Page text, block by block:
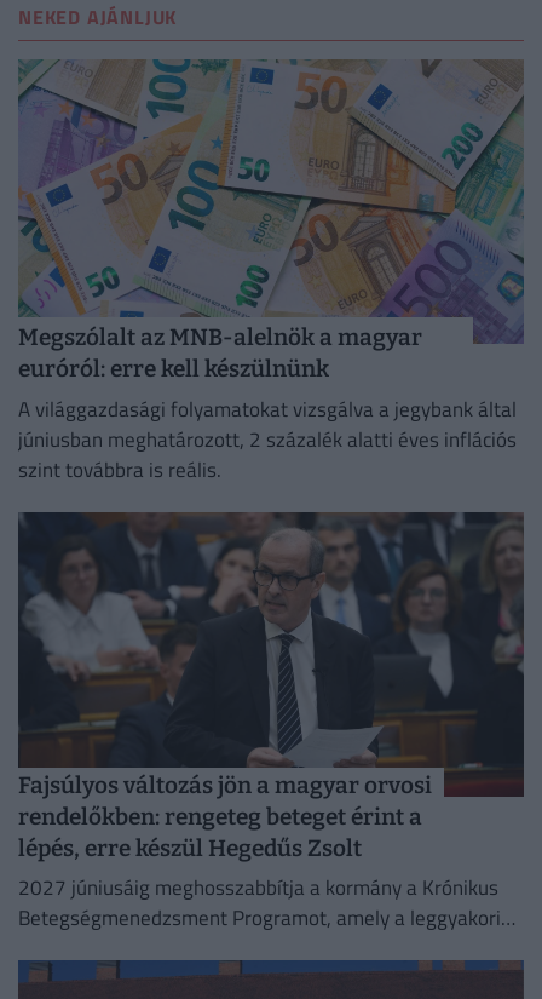
NEKED AJÁNLJUK
Megszólalt az MNB-alelnök a magyar
euróról: erre kell készülnünk
A világgazdasági folyamatokat vizsgálva a jegybank által
júniusban meghatározott, 2 százalék alatti éves inflációs
szint továbbra is reális.
Fajsúlyos változás jön a magyar orvosi
rendelőkben: rengeteg beteget érint a
lépés, erre készül Hegedűs Zsolt
2027 júniusáig meghosszabbítja a kormány a Krónikus
Betegségmenedzsment Programot, amely a leggyakoribb